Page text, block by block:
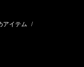
アイテム /